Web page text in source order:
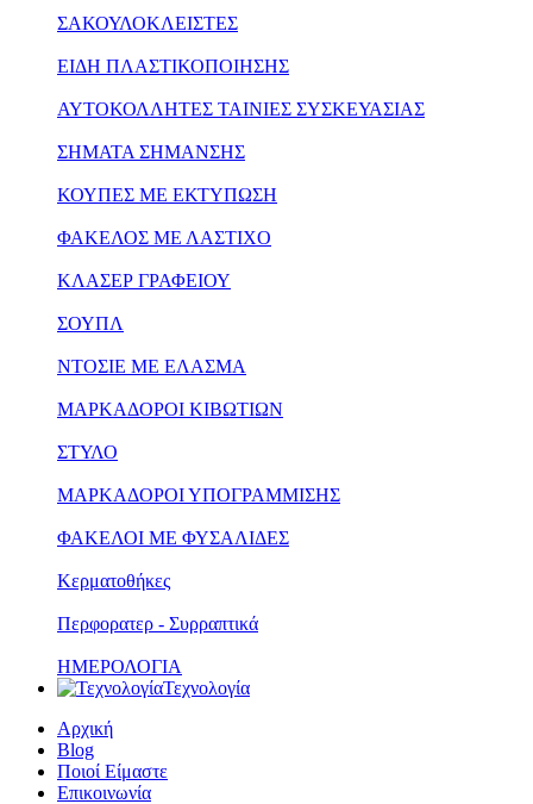
ΣΑΚΟΥΛΟΚΛΕΙΣΤΕΣ
ΕΙΔΗ ΠΛΑΣΤΙΚΟΠΟΙΗΣΗΣ
ΑΥΤΟΚΟΛΛΗΤΕΣ ΤΑΙΝΙΕΣ ΣΥΣΚΕΥΑΣΙΑΣ
ΣΗΜΑΤΑ ΣΗΜΑΝΣΗΣ
ΚΟΥΠΕΣ ΜΕ ΕΚΤΥΠΩΣΗ
ΦΑΚΕΛΟΣ ΜΕ ΛΑΣΤΙΧΟ
ΚΛΑΣΕΡ ΓΡΑΦΕΙΟΥ
ΣΟΥΠΛ
ΝΤΟΣΙΕ ΜΕ ΕΛΑΣΜΑ
ΜΑΡΚΑΔΟΡΟΙ ΚΙΒΩΤΙΩΝ
ΣΤΥΛΟ
ΜΑΡΚΑΔΟΡΟΙ ΥΠΟΓΡΑΜΜΙΣΗΣ
ΦΑΚΕΛΟΙ ΜΕ ΦΥΣΑΛΙΔΕΣ
Κερματοθήκες
Περφορατερ - Συρραπτικά
ΗΜΕΡΟΛΟΓΙΑ
Τεχνολογία
Αρχική
Blog
Ποιοί Είμαστε
Επικοινωνία